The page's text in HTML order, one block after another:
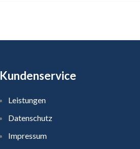
Kundenservice
Leistungen
Datenschutz
Impressum